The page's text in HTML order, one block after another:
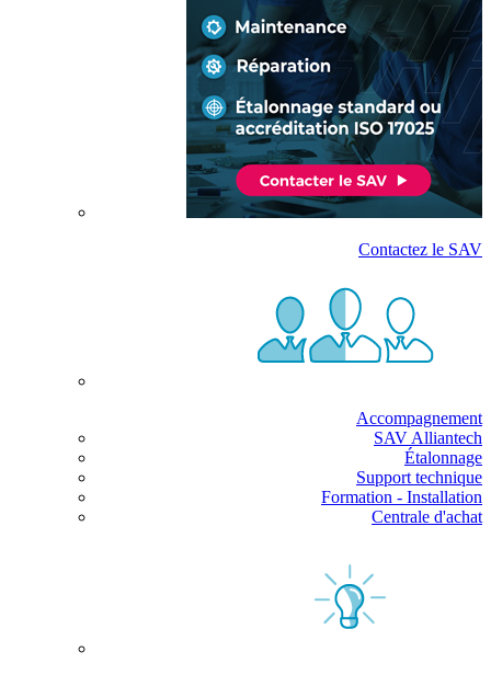
Contactez le SAV
Accompagnement
SAV Alliantech
Étalonnage
Support technique
Formation - Installation
Centrale d'achat